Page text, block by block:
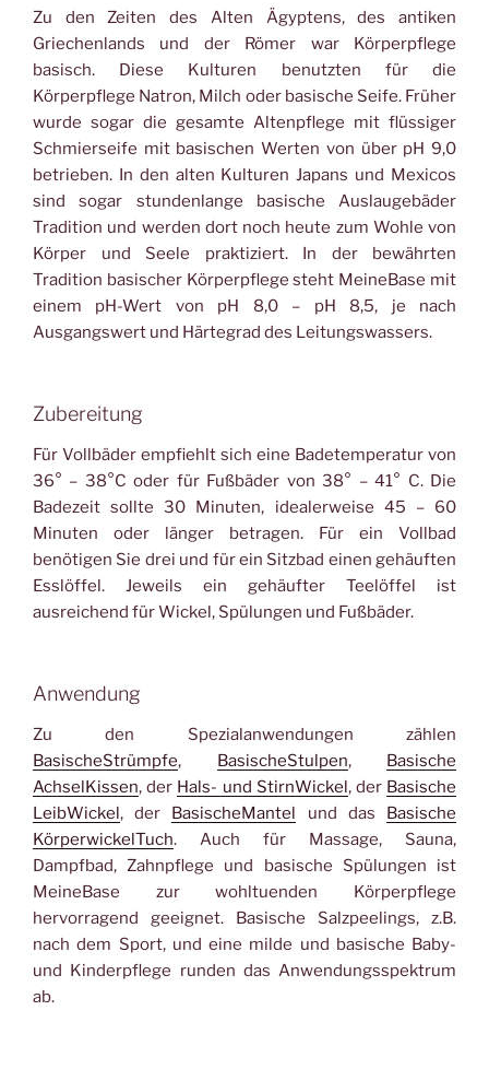
Zu den Zeiten des Alten Ägyptens, des antiken
Griechenlands und der Römer war Körperpflege
basisch. Diese Kulturen benutzten für die
Körperpflege Natron, Milch oder basische Seife. Früher
wurde sogar die gesamte Altenpflege mit flüssiger
Schmierseife mit basischen Werten von über pH 9,0
betrieben. In den alten Kulturen Japans und Mexicos
sind sogar stundenlange basische Auslaugebäder
Tradition und werden dort noch heute zum Wohle von
Körper und Seele praktiziert. In der bewährten
Tradition basischer Körperpflege steht MeineBase mit
einem pH-Wert von pH 8,0 – pH 8,5, je nach
Ausgangswert und Härtegrad des Leitungswassers.
Zubereitung
Für Vollbäder empfiehlt sich eine Badetemperatur von
36° – 38°C oder für Fußbäder von 38° – 41° C. Die
Badezeit sollte 30 Minuten, idealerweise 45 – 60
Minuten oder länger betragen. Für ein Vollbad
benötigen Sie drei und für ein Sitzbad einen gehäuften
Esslöffel. Jeweils ein gehäufter Teelöffel ist
ausreichend für Wickel, Spülungen und Fußbäder.
Anwendung
Zu den Spezialanwendungen zählen
BasischeStrümpfe, BasischeStulpen, Basische
AchselKissen, der Hals- und StirnWickel, der Basische
LeibWickel, der BasischeMantel und das Basische
KörperwickelTuch. Auch für Massage, Sauna,
Dampfbad, Zahnpflege und basische Spülungen ist
MeineBase zur wohltuenden Körperpflege
hervorragend geeignet. Basische Salzpeelings, z.B.
nach dem Sport, und eine milde und basische Baby-
und Kinderpflege runden das Anwendungsspektrum
ab.